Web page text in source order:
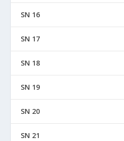
SN 16
SN 17
SN 18
SN 19
SN 20
SN 21